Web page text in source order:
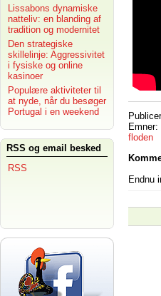
Lissabons dynamiske
natteliv: en blanding af
tradition og modernitet
Den strategiske
skillelinje: Aggressivitet
i fysiske og online
kasinoer
Populære aktiviteter til
at nyde, når du besøger
Portugal i en weekend
RSS og email besked
RSS
Emner:
floden
Endnu